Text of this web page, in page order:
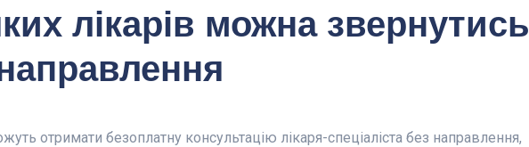
лікарів можна звернутись
отримати безоплатну консультацію лікаря-спеціаліста без направлення,